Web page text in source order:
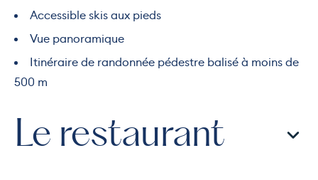
Accessible skis aux pieds
Vue panoramique
Itinéraire de randonnée pédestre balisé à moins de
500 m
Le restaurant